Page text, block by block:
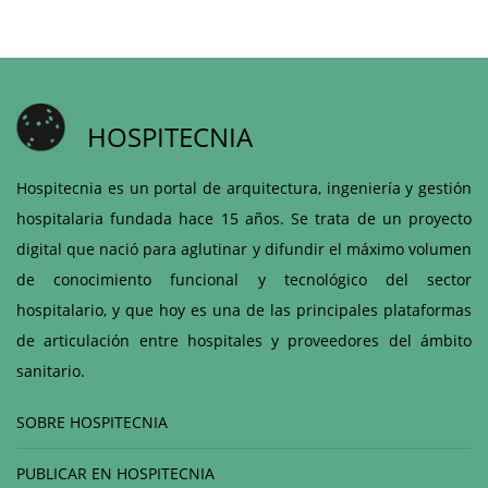
HOSPITECNIA
Hospitecnia es un portal de arquitectura, ingeniería y gestión
hospitalaria fundada hace 15 años. Se trata de un proyecto
digital que nació para aglutinar y difundir el máximo volumen
de conocimiento funcional y tecnológico del sector
hospitalario, y que hoy es una de las principales plataformas
de articulación entre hospitales y proveedores del ámbito
sanitario.
SOBRE HOSPITECNIA
PUBLICAR EN HOSPITECNIA